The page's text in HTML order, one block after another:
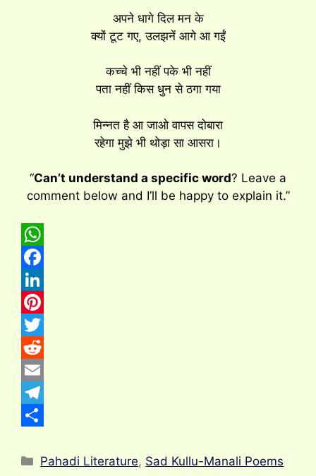
अपने धागे दिल मन के
क्यों टूट गए, उलझनें आगे आ गईं
कच्चे भी नहीं पके भी नहीं
पता नहीं किस धुन से ठगा गया
मिन्नत है आ जाओ वापस दोबारा
रहेगा मुझे भी थोड़ा सा आसरा।
“Can’t understand a specific word? Leave a
comment below and I’ll be happy to explain it.”
W
h
a
t
s
A
p
p
F
a
c
e
b
o
o
L
n
k
e
d
n
P
i
n
t
e
e
T
w
e
R
e
d
i
E
m
i
T
lh
Categories
Pahadi Literature, Sad Kullu-Manali Poems